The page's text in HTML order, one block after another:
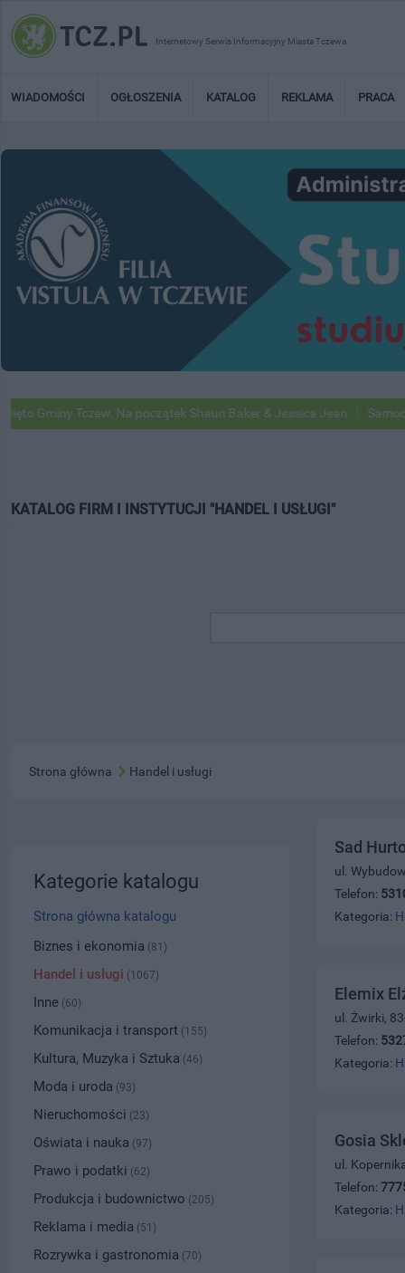
Internetowy Serwis Informacyjny Miasta Tczewa
WIADOMOŚCI OGŁOSZENIA KATALOG REKLAMA PRACA
Tczew. Na początek Shaun Baker & Jessica Jean Samochody
KATALOG FIRM I INSTYTUCJI "HANDEL I USŁUGI"
Strona główna Handel i usługi
Sad
ul.
Telefon:
Kategoria:
Elemix
ul. Żwirki,
Telefon:
Kategoria:
Gosia
ul.
Telefon:
Kategoria:
Kategorie katalogu
Strona główna katalogu
Biznes i ekonomia (81)
Handel i usługi (1067)
Inne (60)
Komunikacja i transport (155)
Kultura, Muzyka i Sztuka (46)
Moda i uroda (93)
Nieruchomości (23)
Oświata i nauka (97)
Prawo i podatki (62)
Produkcja i budownictwo (205)
Reklama i media (51)
Rozrywka i gastronomia (70)